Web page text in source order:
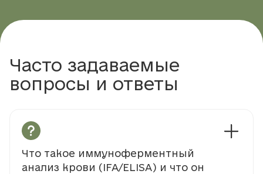
Часто задаваемые
вопросы и ответы
Что такое иммуноферментный
анализ крови (IFA/ELISA) и что он